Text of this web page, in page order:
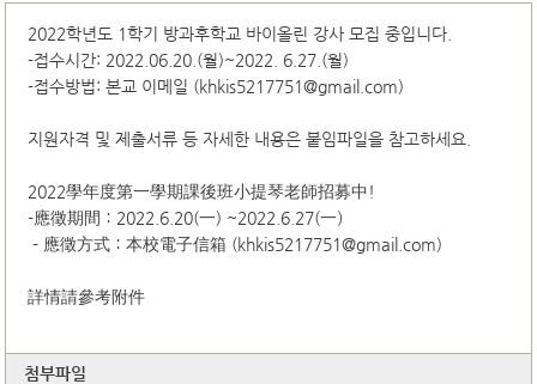
2022학년도 1학기 방과후학교 바이올린 강사 모집 중입니다.
-접수시간: 2022.06.20.(월)~2022. 6.27.(월)
-접수방법: 본교 이메일 (khkis5217751@gmail.com)
지원자격 및 제출서류 등 자세한 내용은 붙임파일을 참고하세요.
2022學年度第一學期課後班小提琴老師招募中!
-應徵期間：2022.6.20(一) ~2022.6.27(一）
－應徵方式：本校電子信箱 (khkis5217751@gmail.com)
詳情請參考附件
첨부파일